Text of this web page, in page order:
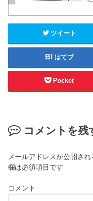
ツイート
はてブ
Pocket
コメントを残
メールアドレスが公開され
欄は必須項目です
コメント